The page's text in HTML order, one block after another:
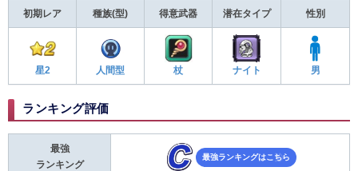
初期レア 種族(型) 得意武器 潜在タイプ 性別
星2 人間型 杖 ナイト 男
ランキング評価
最強
ランキング
最強ランキングはこちら